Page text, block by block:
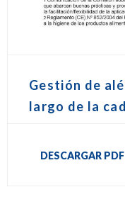
Gestión de
largo de la
DESCARGAR PDF